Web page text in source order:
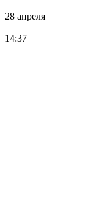
28 апреля
14:37